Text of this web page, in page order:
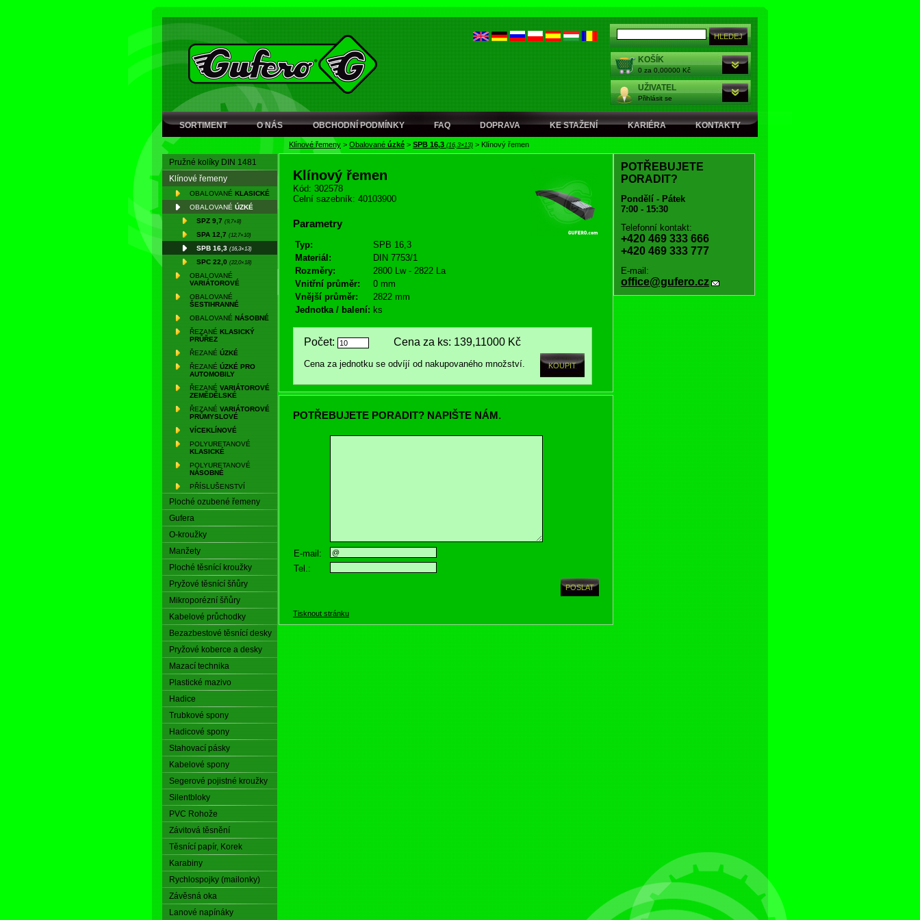
KOŠÍK
0 za 0,00000 Kč
UŽIVATEL
Přihlásit se
SORTIMENT O NÁS OBCHODNÍ PODMÍNKY FAQ DOPRAVA KE STAŽENÍ KARIÉRA KONTAKTY
Klínové řemeny > Obalované úzké > SPB 16,3 (16,3×13) > Klínový řemen
Pružné kolíky DIN 1481
Klínové řemeny
OBALOVANÉ KLASICKÉ
OBALOVANÉ ÚZKÉ
SPZ 9,7 (9,7×8)
SPA 12,7 (12,7×10)
SPB 16,3 (16,3×13)
SPC 22,0 (22,0×18)
OBALOVANÉ
VARIÁTOROVÉ
OBALOVANÉ
ŠESTIHRANNÉ
OBALOVANÉ NÁSOBNÉ
ŘEZANÉ KLASICKÝ
PRŮŘEZ
ŘEZANÉ ÚZKÉ
ŘEZANÉ ÚZKÉ PRO
AUTOMOBILY
ŘEZANÉ VARIÁTOROVÉ
ZEMĚDĚLSKÉ
ŘEZANÉ VARIÁTOROVÉ
PRŮMYSLOVÉ
VÍCEKLÍNOVÉ
POLYURETANOVÉ
KLASICKÉ
POLYURETANOVÉ
NÁSOBNÉ
PŘÍSLUŠENSTVÍ
Ploché ozubené řemeny
Gufera
O-kroužky
Manžety
Ploché těsnící kroužky
Pryžové těsnící šňůry
Mikroporézní šňůry
Kabelové průchodky
Bezazbestové těsnící desky
Pryžové koberce a desky
Mazací technika
Plastické mazivo
Hadice
Trubkové spony
Hadicové spony
Stahovací pásky
Kabelové spony
Segerové pojistné kroužky
Silentbloky
PVC Rohože
Závitová těsnění
Těsnící papír, Korek
Karabiny
Rychlospojky (mailonky)
Závěsná oka
Lanové napínáky
Klínový řemen
Kód: 302578
Celní sazebník: 40103900
Parametry
Typ:
SPB 16,3
Materiál:
DIN 7753/1
Rozměry:
2800 Lw - 2822 La
Vnitřní průměr:
0 mm
Vnější průměr:
2822 mm
Jednotka / balení: ks
Počet: Cena za ks: 139,11000 Kč
Cena za jednotku se odvíjí od nakupovaného množství.
POTŘEBUJETE PORADIT? NAPIŠTE NÁM.
E-mail:
Tel.:
Tisknout stránku
POTŘEBUJETE
PORADIT?
Pondělí - Pátek
7:00 - 15:30
Telefonní kontakt:
+420 469 333 666
+420 469 333 777
E-mail:
office@gufero.cz